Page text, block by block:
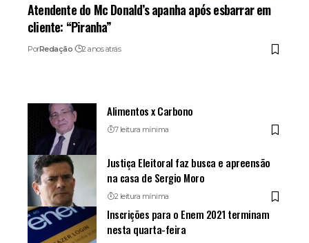
Atendente do Mc Donald’s apanha após esbarrar em
cliente: “Piranha”
PorRedação 2 anos atrás
Alimentos x Carbono
7 leitura mínima
Justiça Eleitoral faz busca e apreensão
na casa de Sergio Moro
2 leitura mínima
Inscrições para o Enem 2021 terminam
nesta quarta-feira